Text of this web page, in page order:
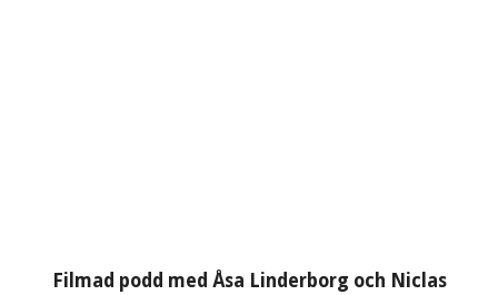
Filmad podd med Åsa Linderborg och Niclas